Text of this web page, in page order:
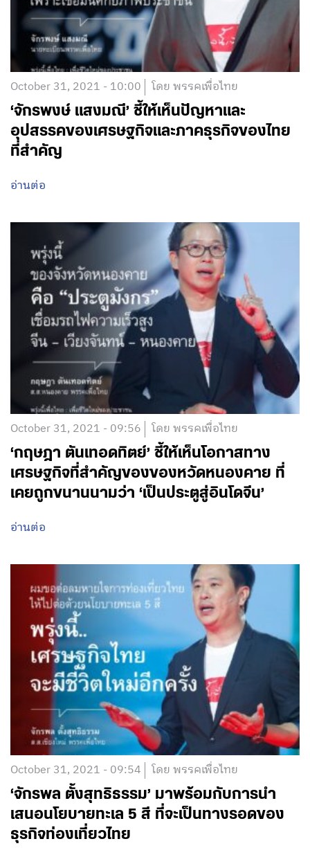
October 31, 2021 - 10:00 โดย พรรคเพื่อไทย
‘จักรพงษ์ แสงมณี’ ชี้ให้เห็นปัญหาและ
อุปสรรคของเศรษฐกิจและภาคธุรกิจของไทย
ที่สำคัญ
อ่านต่อ
October 31, 2021 - 09:56 โดย พรรคเพื่อไทย
‘กฤษฎา ตันเทอดทิตย์’ ชี้ให้เห็นโอกาสทาง
เศรษฐกิจที่สำคัญของของหวัดหนองคาย ที่
เคยถูกขนานนามว่า ‘เป็นประตูสู่อินโดจีน’
อ่านต่อ
October 31, 2021 - 09:54 โดย พรรคเพื่อไทย
‘จักรพล ตั้งสุทธิธรรม’ มาพร้อมกับการนำ
เสนอนโยบายทะเล 5 สี ที่จะเป็นทางรอดของ
ธุรกิจท่องเที่ยวไทย